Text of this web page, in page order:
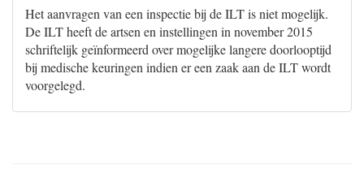
Het aanvragen van een inspectie bij de ILT is niet mogelijk.
De ILT heeft de artsen en instellingen in november 2015
schriftelijk geïnformeerd over mogelijke langere doorlooptijd
bij medische keuringen indien er een zaak aan de ILT wordt
voorgelegd.